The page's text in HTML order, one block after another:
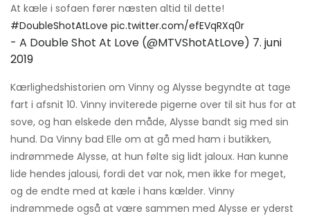
At kæle i sofaen fører næsten altid til dette!
#DoubleShotAtLove pic.twitter.com/efEVqRXq0r
- A Double Shot At Love (@MTVShotAtLove) 7. juni
2019
Kærlighedshistorien om Vinny og Alysse begyndte at tage
fart i afsnit 10. Vinny inviterede pigerne over til sit hus for at
sove, og han elskede den måde, Alysse bandt sig med sin
hund. Da Vinny bad Elle om at gå med ham i butikken,
indrømmede Alysse, at hun følte sig lidt jaloux. Han kunne
lide hendes jalousi, fordi det var nok, men ikke for meget,
og de endte med at kæle i hans kælder. Vinny
indrømmede også at være sammen med Alysse er yderst